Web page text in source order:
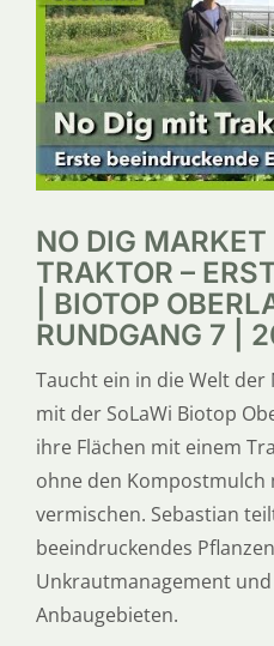
SERVICE
ÜBER UNS
NO DIG
TRAKTOR –
| BIOTOP
RUNDGANG 7 |
Taucht ein in die Welt
mit der SoLaWi Biotop
ihre Flächen mit einem
ohne den
vermischen. Sebastian
beeindruckendes
Unkrautmanagement
Anbaugebieten.